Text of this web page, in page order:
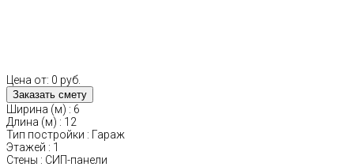
Цена от: 0 руб.
Ширина (м) : 6
Длина (м) : 12
Тип постройки : Гараж
Этажей : 1
Стены : СИП-панели